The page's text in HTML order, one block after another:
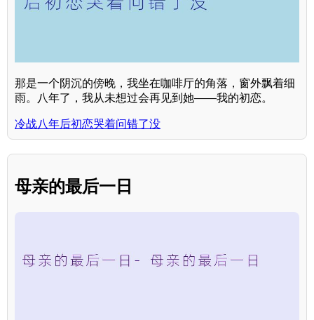
那是一个阴沉的傍晚，我坐在咖啡厅的角落，窗外飘着细
雨。八年了，我从未想过会再见到她——我的初恋。
冷战八年后初恋哭着问错了没
母亲的最后一日